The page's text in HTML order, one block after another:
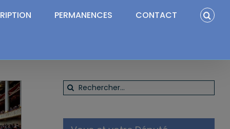
PERMANENCES CONTACT
Rechercher: